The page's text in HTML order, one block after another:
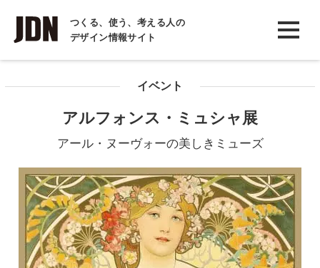
つくる、使う、考える人の
デザイン情報サイト
INTERVIEW
インタビュー
COLUMN
イベント
アルフォンス・ミュシャ展
アール・ヌーヴォーの美しきミューズ